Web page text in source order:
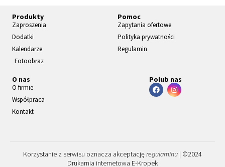
Produkty
Zaproszenia
Dodatki
Kalendarze
Fotoobraz
Pomoc
Zapytania ofertowe
Polityka prywatności
Regulamin
O nas
O firmie
Współpraca
Kontakt
Polub nas
Korzystanie z serwisu oznacza akceptacjęregulaminu | ©2024
Drukarnia internetowa E-Kropek